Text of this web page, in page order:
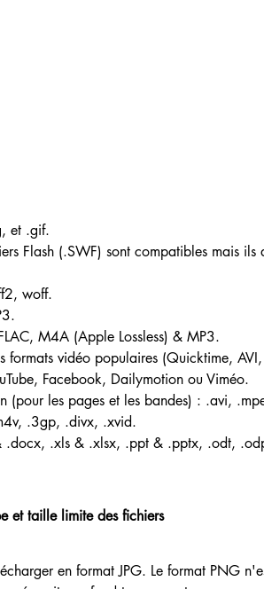
et .gif.
Flash (.SWF) sont compatibles mais
woff.
M4A (Apple Lossless) & MP3.
formats vidéo populaires (Quicktime,
Facebook, Dailymotion ou Viméo.
(pour les pages et les bandes) : .avi,
.3gp, .divx, .xvid.
.docx, .xls & .xlsx, .ppt & .pptx, .odt,
et taille limite des fichiers
en format JPG. Le format PNG